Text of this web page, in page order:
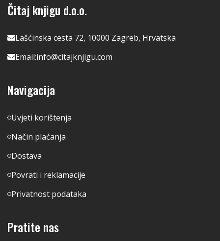
Čitaj knjigu d.o.o.
Lašćinska cesta 72, 10000 Zagreb, Hrvatska
Email:info@citajknjigu.com
Navigacija
Uvjeti korištenja
Način plaćanja
Dostava
Povrati i reklamacije
Privatnost podataka
Pratite nas